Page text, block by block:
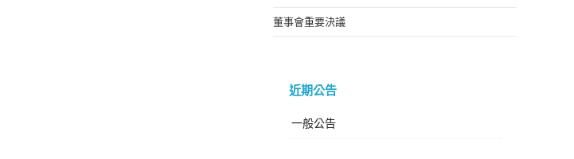
董事會重要決議
近期公告
一般公告